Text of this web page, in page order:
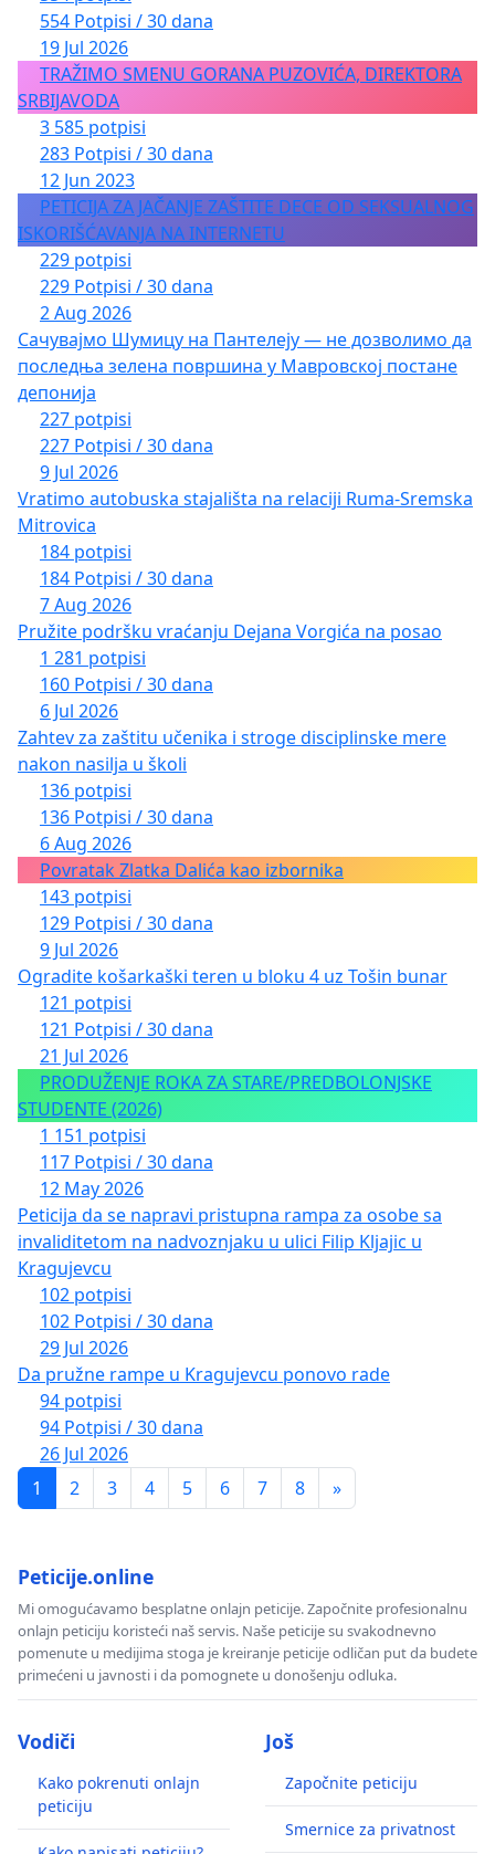
554 Potpisi / 30 dana
19 Jul 2026
TRAŽIMO SMENU GORANA PUZOVIĆA, DIREKTORA
SRBIJAVODA
3 585 potpisi
283 Potpisi / 30 dana
12 Jun 2023
PETICIJA ZA JAČANJE ZAŠTITE DECE OD SEKSUALNOG
ISKORIŠĆAVANJA NA INTERNETU
229 potpisi
229 Potpisi / 30 dana
2 Aug 2026
Сачувајмо Шумицу на Пантелеју — не дозволимо да
последња зелена површина у Мавровској постане
депонија
227 potpisi
227 Potpisi / 30 dana
9 Jul 2026
Vratimo autobuska stajališta na relaciji Ruma-Sremska
Mitrovica
184 potpisi
184 Potpisi / 30 dana
7 Aug 2026
Pružite podršku vraćanju Dejana Vorgića na posao
1 281 potpisi
160 Potpisi / 30 dana
6 Jul 2026
Zahtev za zaštitu učenika i stroge disciplinske mere
nakon nasilja u školi
136 potpisi
136 Potpisi / 30 dana
6 Aug 2026
Povratak Zlatka Dalića kao izbornika
143 potpisi
129 Potpisi / 30 dana
9 Jul 2026
Ogradite košarkaški teren u bloku 4 uz Tošin bunar
121 potpisi
121 Potpisi / 30 dana
21 Jul 2026
PRODUŽENJE ROKA ZA STARE/PREDBOLONJSKE
STUDENTE (2026)
1 151 potpisi
117 Potpisi / 30 dana
12 May 2026
Peticija da se napravi pristupna rampa za osobe sa
invaliditetom na nadvoznjaku u ulici Filip Kljajic u
Kragujevcu
102 potpisi
102 Potpisi / 30 dana
29 Jul 2026
Da pružne rampe u Kragujevcu ponovo rade
94 potpisi
94 Potpisi / 30 dana
26 Jul 2026
1
2 3 4 5 6 7 8 »
Peticije.online
Mi omogućavamo besplatne onlajn peticije. Započnite profesionalnu
onlajn peticiju koristeći naš servis. Naše peticije su svakodnevno
pomenute u medijima stoga je kreiranje peticije odličan put da budete
primećeni u javnosti i da pomognete u donošenju odluka.
Vodiči
Kako pokrenuti onlajn
peticiju
Još
Započnite peticiju
Smernice za privatnost